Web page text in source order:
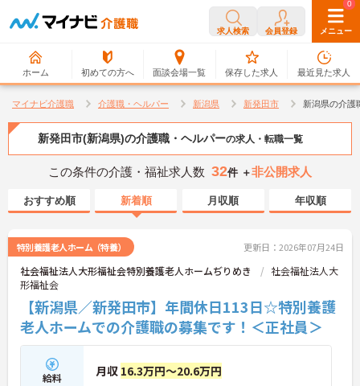
求人検索 会員登録 メニュー
ホーム 初めての方へ 面談会場一覧
0
保存した求人
0
最近見た求人
マイナビ介護職 介護職・ヘルパー 新潟県 新発田市 新潟県の介護
新発田市(新潟県)の介護職・ヘルパーの求人・転職一覧
この条件の介護・福祉求人数 32件 ＋非公開求人
おすすめ順 新着順 月収順 年収順
特別養護老人ホーム（特養） 更新日：2026年07月24日
社会福祉法人大形福祉会特別養護老人ホームぢりめき
社会福祉法人大
形福祉会
【新潟県／新発田市】年間休日113日☆特別養護
老人ホームでの介護職の募集です！＜正社員＞
給料 月収 16.3万円～20.6万円